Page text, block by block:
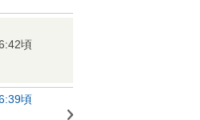
頃
頃